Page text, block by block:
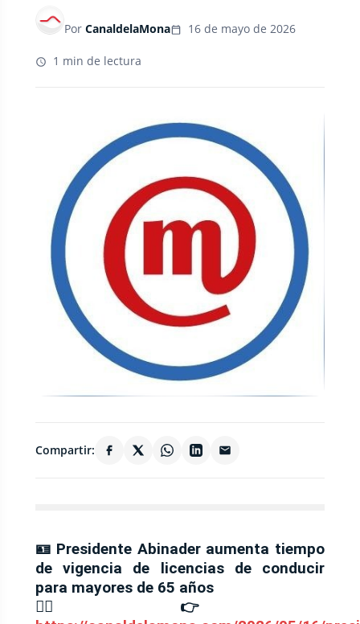
Por CanaldelaMona 16 de mayo de 2026
1 min de lectura
Compartir:
🪪 Presidente Abinader aumenta tiempo
de vigencia de licencias de conducir
para mayores de 65 años
⛓️‍💥👉